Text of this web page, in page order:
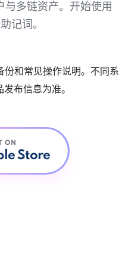
多链资产。开始使用
记词。
和常见操作说明。不同系
布信息为准。
ON
Store